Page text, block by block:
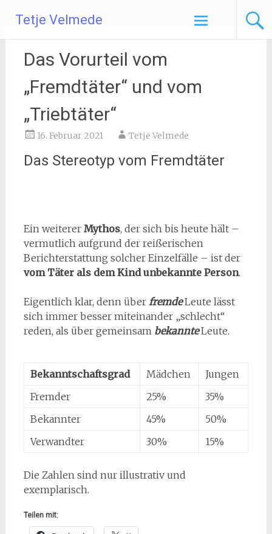
Inhalt
springen
Tetje Velmede
Das Vorurteil vom
„Fremdtäter“ und vom
„Triebtäter“
16. Februar 2021 Tetje Velmede
Das Stereotyp vom Fremdtäter
Ein weiterer Mythos, der sich bis heute hält –
vermutlich aufgrund der reißerischen
Berichterstattung solcher Einzelfälle – ist der
vom Täter als dem Kind unbekannte Person.
Eigentlich klar, denn über fremdeLeute lässt
sich immer besser miteinander „schlecht“
reden, als über gemeinsam bekannteLeute.
Bekanntschaftsgrad Mädchen
Jungen
Fremder
25%
35%
Bekannter
45%
50%
Verwandter
30% 15%
Die Zahlen sind nur illustrativ und
exemplarisch.
Teilen mit: